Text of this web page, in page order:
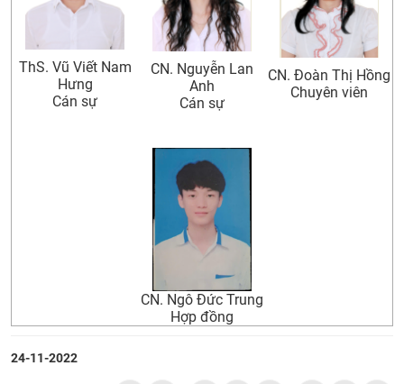
ThS. Vũ Viết Nam
Hưng
Cán sự
CN. Nguyễn Lan
Anh
Cán sự
CN. Đoàn Thị Hồng
Chuyên viên
CN. Ngô Đức Trung
Hợp đồng
24-11-2022